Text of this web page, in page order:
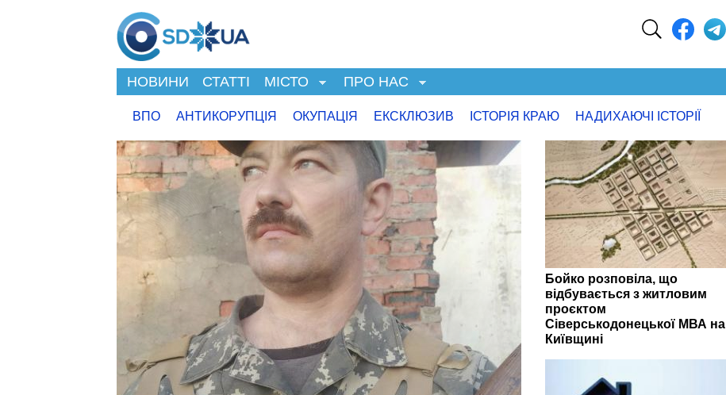
НОВИНИ СТАТТІ МІСТО ПРО НАС
ВПО АНТИКОРУПЦІЯ ОКУПАЦІЯ ЕКСКЛЮЗИВ ІСТОРІЯ КРАЮ НАДИХАЮЧІ ІСТОРІЇ
Бойко розповіла, що
відбувається з житловим
проєктом
Сіверськодонецької МВА на
Київщині